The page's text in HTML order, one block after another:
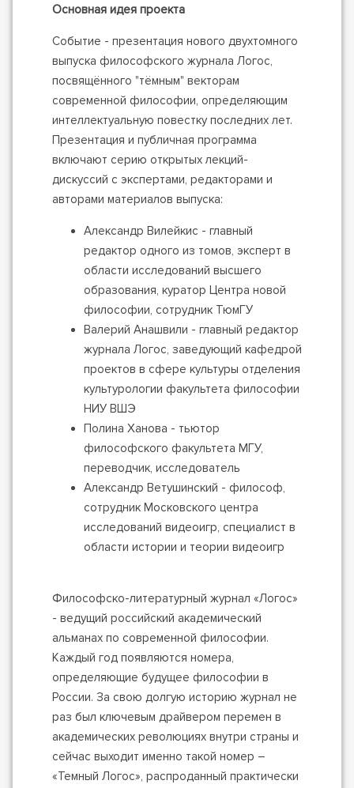
Основная идея проекта
Событие - презентация нового двухтомного
выпуска философского журнала Логос,
посвящённого "тёмным" векторам
современной философии, определяющим
интеллектуальную повестку последних лет.
Презентация и публичная программа
включают серию открытых лекций-
дискуссий с экспертами, редакторами и
авторами материалов выпуска:
Александр Вилейкис - главный
редактор одного из томов, эксперт в
области исследований высшего
образования, куратор Центра новой
философии, сотрудник ТюмГУ
Валерий Анашвили - главный редактор
журнала Логос, заведующий кафедрой
проектов в сфере культуры отделения
культурологии факультета философии
НИУ ВШЭ
Полина Ханова - тьютор
философского факультета МГУ,
переводчик, исследователь
Александр Ветушинский - философ,
сотрудник Московского центра
исследований видеоигр, специалист в
области истории и теории видеоигр
Философско-литературный журнал «Логос»
- ведущий российский академический
альманах по современной философии.
Каждый год появляются номера,
определяющие будущее философии в
России. За свою долгую историю журнал не
раз был ключевым драйвером перемен в
академических революциях внутри страны и
сейчас выходит именно такой номер –
«Темный Логос», распроданный практически